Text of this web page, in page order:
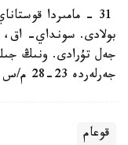
31 - مامىردا
بولادى. سونداي-
جەرلەردە 23-28 م/س بولادى.
قوعام